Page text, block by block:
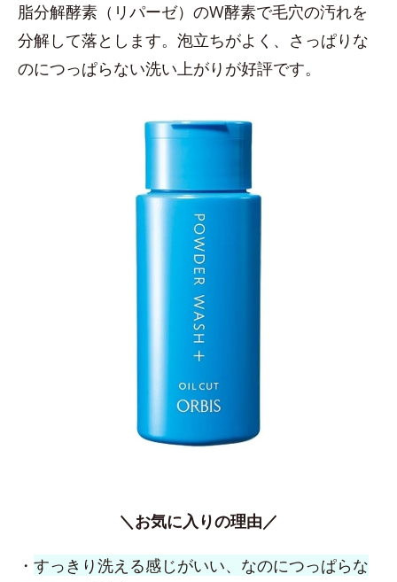
脂分解酵素（リパーゼ）のW酵素で毛穴の汚れを
分解して落とします。泡立ちがよく、さっぱりな
のにつっぱらない洗い上がりが好評です。
＼お気に入りの理由／
・ すっきり洗える感じがいい、なのにつっぱらな